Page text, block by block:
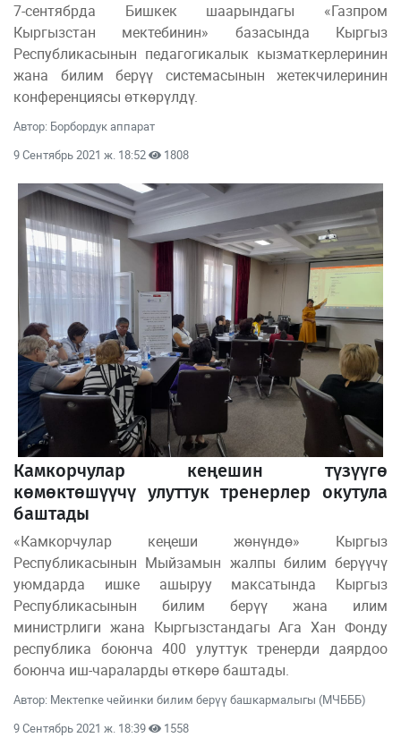
7-сентябрда Бишкек шаарындагы «Газпром
Кыргызстан мектебинин» базасында Кыргыз
Республикасынын педагогикалык кызматкерлеринин
жана билим берүү системасынын жетекчилеринин
конференциясы өткөрүлдү.
Автор: Борбордук аппарат
9 Сентябрь 2021 ж. 18:52
1808
Камкорчулар кеңешин түзүүгө
көмөктөшүүчү улуттук тренерлер окутула
баштады
«Камкорчулар кеңеши жөнүндө» Кыргыз
Республикасынын Мыйзамын жалпы билим берүүчү
уюмдарда ишке ашыруу максатында Кыргыз
Республикасынын билим берүү жана илим
министрлиги жана Кыргызстандагы Ага Хан Фонду
республика боюнча 400 улуттук тренерди даярдоо
боюнча иш-чараларды өткөрө баштады.
Автор: Мектепке чейинки билим берүү башкармалыгы (МЧБББ)
9 Сентябрь 2021 ж. 18:39
1558